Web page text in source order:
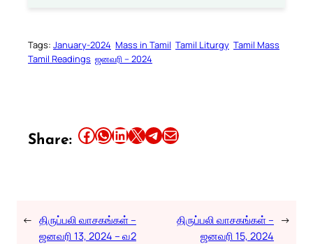
Tags: January-2024 Mass in Tamil Tamil Liturgy Tamil Mass
Tamil Readings ஜனவரி – 2024
Share: Share this article on Facebook Share this article on WhatsApp Share this article on LinkedIn Share this article on X Share this article on TelegramEmail this Article
← திருப்பலி வாசகங்கள் –
ஜனவரி 13, 2024 – வ2
திருப்பலி வாசகங்கள் –
ஜனவரி 15, 2024
→